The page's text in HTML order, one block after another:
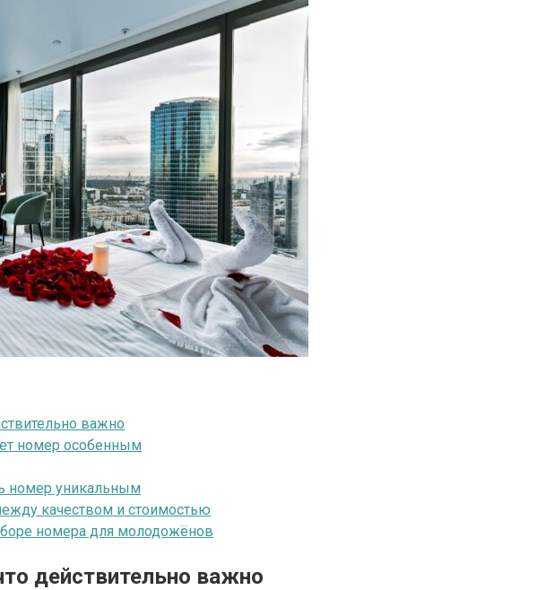
важно
номер особенным
номер уникальным
качеством и стоимостью
номера для молодожёнов
действительно важно